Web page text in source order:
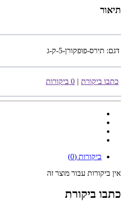
תיאור
דגם: תירס-פופקורן-5-ק-ג
כתבו ביקורת | 0 ביקורות
ביקורות (0)
אין ביקורות עבור מוצר זה
כתבו ביקורת